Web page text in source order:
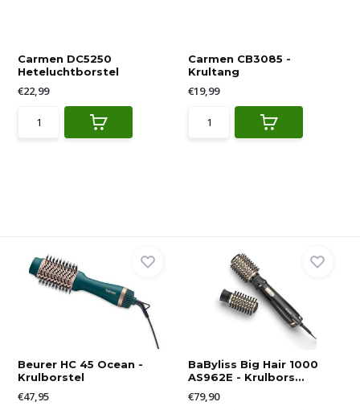
Carmen DC5250
Heteluchtborstel
€22,99
Carmen CB3085 -
Krultang
€19,99
Beurer HC 45 Ocean -
Krulborstel
€47,95
BaByliss Big Hair 1000
AS962E - Krulbors...
€79,90